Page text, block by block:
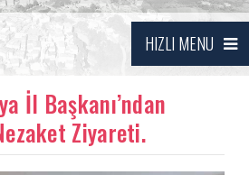
HIZLI MENU
İl Başkanı’ndan
Ziyareti.